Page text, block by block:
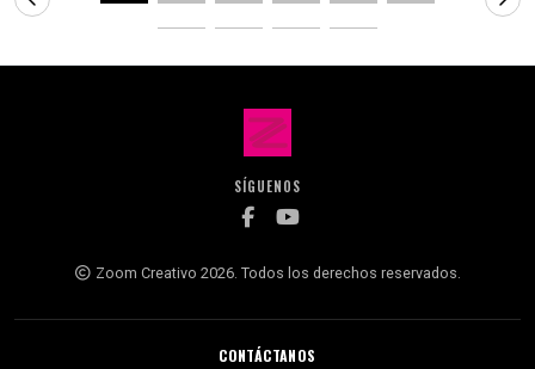
SÍGUENOS
Zoom Creativo 2026. Todos los derechos reservados.
CONTÁCTANOS